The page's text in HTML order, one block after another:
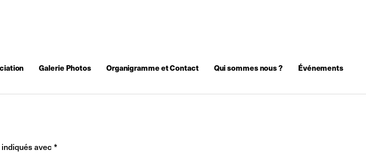
Galerie Photos Organigramme et Contact Qui sommes nous ? Événements
avec *